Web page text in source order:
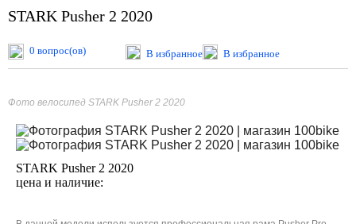
STARK Pusher 2 2020
0 вопрос(ов) В избранное В избранное
Фото велосипед STARK Pusher 2 2020
STARK Pusher 2 2020
цена и наличие: